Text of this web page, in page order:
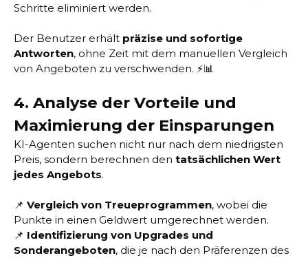
Schritte eliminiert werden.
Der Benutzer erhält präzise und sofortige
Antworten, ohne Zeit mit dem manuellen Vergleich
von Angeboten zu verschwenden. ⚡📊
4. Analyse der Vorteile und
Maximierung der Einsparungen
KI-Agenten suchen nicht nur nach dem niedrigsten
Preis, sondern berechnen den tatsächlichen Wert
jedes Angebots.
📌 Vergleich von Treueprogrammen, wobei die
Punkte in einen Geldwert umgerechnet werden.
📌 Identifizierung von Upgrades und
Sonderangeboten, die je nach den Präferenzen des